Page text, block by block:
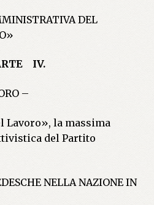
DEL
IV.
–
Lavoro», la massima
del Partito
NELLA NAZIONE IN